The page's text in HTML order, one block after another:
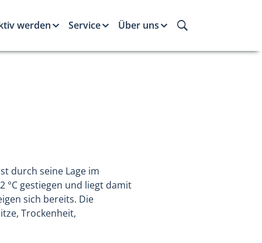
werden Service Über uns
durch seine Lage im
°C gestiegen und liegt damit
sich bereits. Die
Trockenheit,